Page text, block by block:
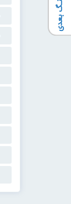
آهنـگ بعدی